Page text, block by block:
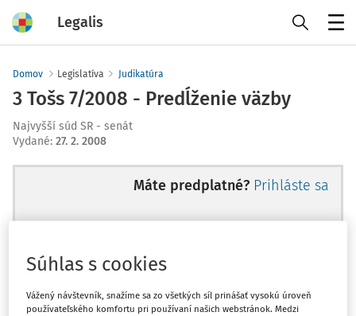
Legalis
Domov Legislatíva Judikatúra
3 Tošs 7/2008 - Predĺženie väzby
Najvyšší súd SR - senát
Vydané: 27. 2. 2008
Máte predplatné? Prihláste sa
Ups, zatiaľ ste si prečítali len
začiatok...
Súhlas s cookies
Vážený návštevník, snažíme sa zo všetkých síl prinášať vysokú úroveň
používateľského komfortu pri používaní našich webstránok. Medzi